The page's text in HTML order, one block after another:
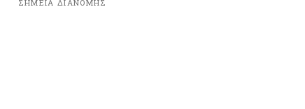
ΣΗΜΕΙΑ ΔΙΑΝΟΜΗΣ